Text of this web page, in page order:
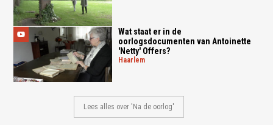
Wat staat er in de
oorlogsdocumenten van Antoinette
'Netty' Offers?
haarlem
Lees alles over 'Na de oorlog'